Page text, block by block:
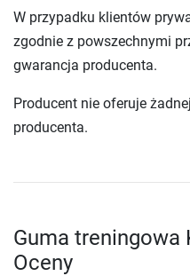
W przypadku klientów
zgodnie z powszechnymi
gwarancja producenta.
Producent nie oferuje
producenta.
Guma treningowa
Oceny